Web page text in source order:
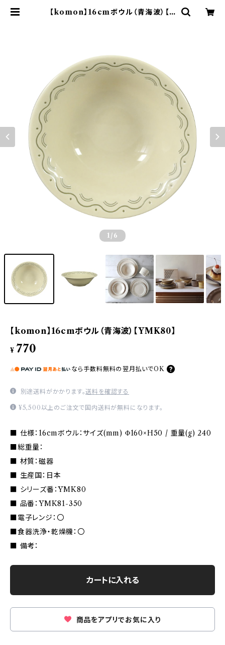
【komon】16cmボウル（青海波）【Y
1 /6
【komon】16cmボウル（青海波）【YMK80】
¥ 770
なら 手数料無料の 翌月払いでOK
別途送料がかかります。送料を確認する
¥5,500以上のご注文で国内送料が無料になります。
■ 仕様：16cmボウル：サイズ(mm) Φ160×H50 / 重量(g) 240
■総重量：
■ 材質：磁器
■ 生産国：日本
■ シリーズ番：YMK80
■ 品番：YMK81-350
■電子レンジ：〇
■食器洗浄・乾燥機：〇
■ 備考：
カートに入れる
商品をアプリでお気に入り